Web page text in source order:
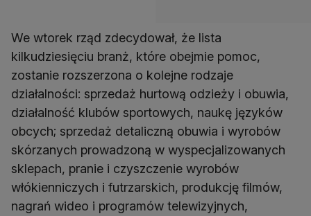
We wtorek rząd zdecydował, że lista
kilkudziesięciu branż, które obejmie pomoc,
zostanie rozszerzona o kolejne rodzaje
działalności: sprzedaż hurtową odzieży i obuwia,
działalność klubów sportowych, naukę języków
obcych; sprzedaż detaliczną obuwia i wyrobów
skórzanych prowadzoną w wyspecjalizowanych
sklepach, pranie i czyszczenie wyrobów
włókienniczych i futrzarskich, produkcję filmów,
nagrań wideo i programów telewizyjnych,